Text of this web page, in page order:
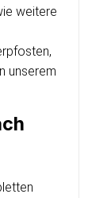
weitere
unserem